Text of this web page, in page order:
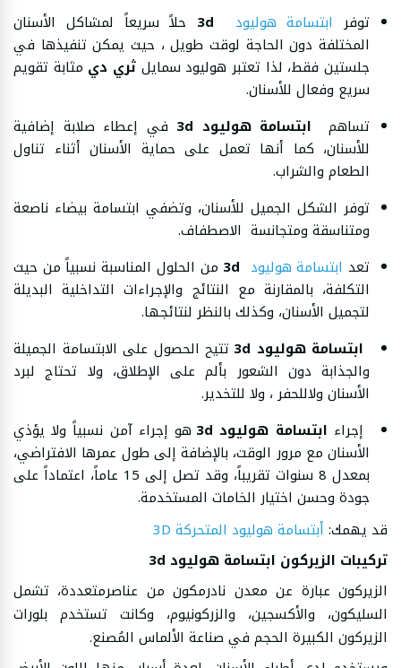
توفر ابتسامة هوليود
حلاً سريعاً لمشاكل الأسنان
المختلفة دون الحاجة لوقت طويل ، حيث يمكن تنفيذها في
جلستين فقط، لذا تعتبر هوليود سمايل ثري دي مثابة تقويم
سريع وفعال للأسنان.
تساهم
ابتسامة هوليود 3d
في إعطاء صلابة إضافية
للأسنان، كما أنها تعمل على حماية الأسنان أثناء تناول
الطعام والشراب.
توفر الشكل الجميل للأسنان، وتضفي ابتسامة بيضاء ناصعة
ومتناسقة ومتجانسة الاصطفاف.
تعد ابتسامة هوليود
من الحلول المناسبة نسبياً من حيث
التكلفة، بالمقارنة مع النتائج والإجراءات التداخلية البديلة
لتجميل الأسنان، وكذلك بالنظر لنتائجها.
ابتسامة هوليود 3d
تتيح الحصول على الابتسامة الجميلة
والجذابة دون الشعور بألم على الإطلاق، ولا تحتاج لبرد
الأسنان ولاللحفر ، ولا للتخدير.
إجراء ابتسامة هوليود
هو إجراء آمن نسبياً ولا يؤذي
الأسنان مع مرور الوقت، بالإضافة إلى طول عمرها الافتراضي،
بمعدل 8 سنوات تقريباً، وقد تصل إلى 15 عاماً، اعتماداً على
جودة وحسن اختيار الخامات المستخدمة.
قد يهمك: أبتسامة هوليود المتحركة 3D
تركيبات الزيركون ابتسامة هوليود 3d
الزيركون عبارة عن معدن نادرمكون من عناصرمتعددة، تشمل
السليكون، والأكسجين، والزركونيوم، وكانت تستخدم بلورات
الزيركون الكبيرة الحجم في صناعة الألماس المُصنع.